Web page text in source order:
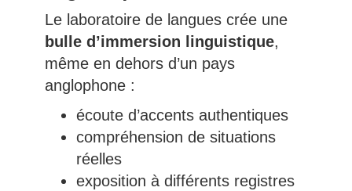
Le laboratoire de langues crée une
bulle d’immersion linguistique,
même en dehors d’un pays
anglophone :
écoute d’accents authentiques
compréhension de situations
réelles
exposition à différents registres